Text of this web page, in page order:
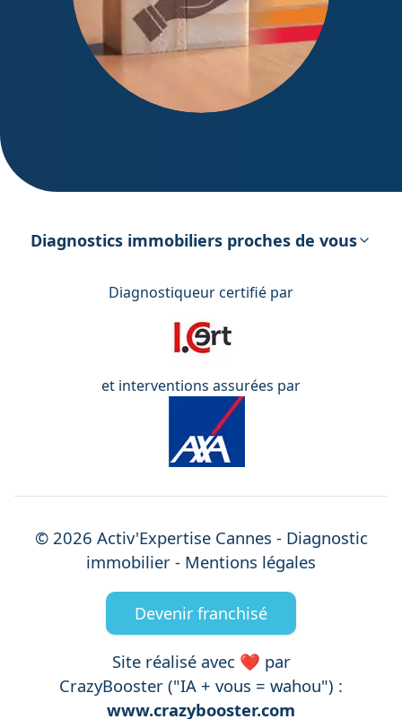
énergétique
Diagnostics immobiliers proches de vous
Diagnostiqueur certifié par
et interventions assurées par
© 2026 Activ'Expertise Cannes - Diagnostic
immobilier - Mentions légales
Devenir franchisé
Site réalisé avec ❤️ par
CrazyBooster ("IA + vous = wahou") :
www.crazybooster.com